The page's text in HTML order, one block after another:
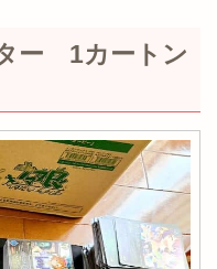
ー 1カートン